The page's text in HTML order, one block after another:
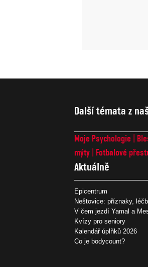
Další témata z
Moje Psychologie
mýty
Fotbalové
Aktuálně
Epicentrum
Neštovice: příznaky,
V čem jezdí Yamal a
Kvízy pro seniory
Kalendář úplňků 2026
Co je bodycount?